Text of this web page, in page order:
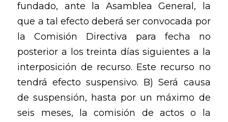
fundado, ante la Asamblea General, la
que a tal efecto deberá ser convocada por
la Comisión Directiva para fecha no
posterior a los treinta días siguientes a la
interposición de recurso. Este recurso no
tendrá efecto suspensivo. B) Será causa
de suspensión, hasta por un máximo de
seis meses, la comisión de actos o la